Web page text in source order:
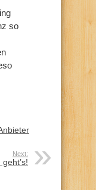
so
Next: